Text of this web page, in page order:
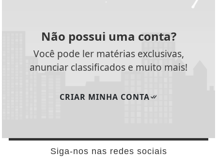
Não possui uma conta?
Você pode ler matérias exclusivas,
anunciar classificados e muito mais!
CRIAR MINHA CONTA
Siga-nos nas redes sociais